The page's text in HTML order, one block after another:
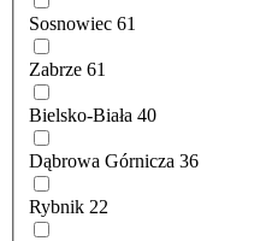
Sosnowiec 61
Zabrze 61
Bielsko-Biała 40
Dąbrowa Górnicza 36
Rybnik 22